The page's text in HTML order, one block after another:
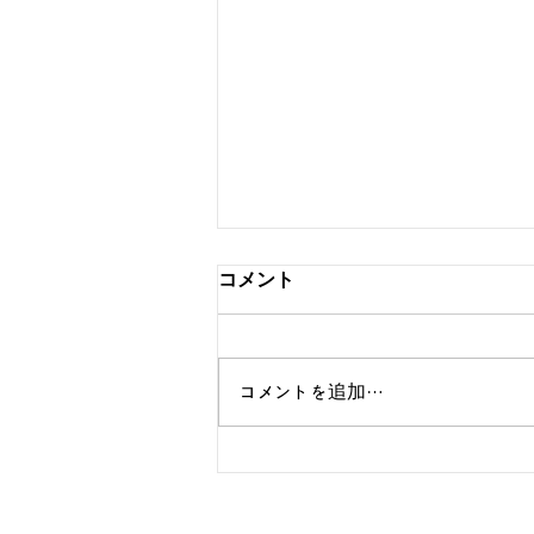
Samsung - Making of
コメント
コメントを追加…